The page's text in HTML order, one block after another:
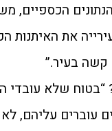
הכספיים,
את האיתנות
קשה בעיר.”
שלא עובדי
עוברים עליהם,